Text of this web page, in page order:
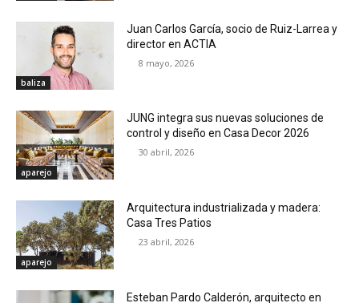
baliza
Juan Carlos García, socio de Ruiz-Larrea y
director en ACTIA
8 mayo, 2026
aparejo
JUNG integra sus nuevas soluciones de
control y diseño en Casa Decor 2026
30 abril, 2026
aparejo
Arquitectura industrializada y madera:
Casa Tres Patios
23 abril, 2026
Esteban Pardo Calderón, arquitecto en